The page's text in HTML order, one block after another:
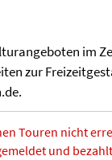
im
zur
Touren nicht
und